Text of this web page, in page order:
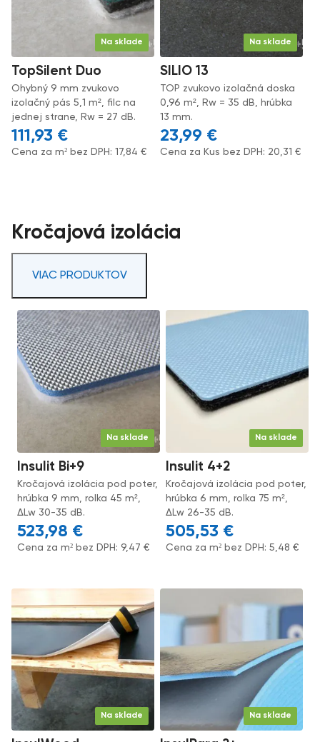
Na sklade
TopSilent Duo
Ohybný 9 mm zvukovo
izolačný pás 5,1 m², filc na
jednej strane, Rw = 27 dB.
111,93 €
Cena za m² bez DPH: 17,84 €
Na sklade
SILIO 13
TOP zvukovo izolačná doska
0,96 m², Rw = 35 dB, hrúbka
13 mm.
23,99 €
Cena za Kus bez DPH: 20,31 €
Kročajová izolácia
VIAC PRODUKTOV
Na sklade
Insulit Bi+9
Kročajová izolácia pod poter,
hrúbka 9 mm, rolka 45 m²,
ΔLw 30-35 dB.
523,98 €
Cena za m² bez DPH:9,47€
Na sklade
Insulit 4+2
Kročajová izolácia pod poter,
hrúbka 6 mm, rolka 75 m²,
ΔLw 26-35 dB.
505,53 €
Cena za m² bez DPH:5,48€
Na sklade Na sklade